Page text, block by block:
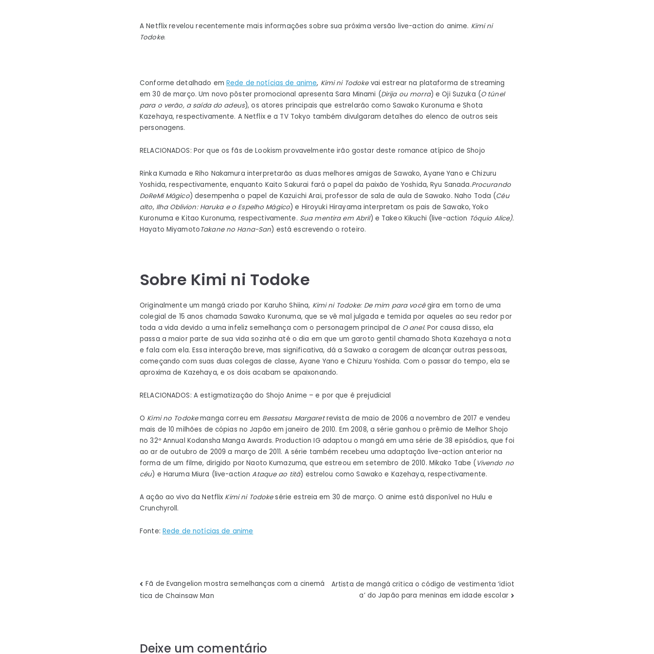
A Netflix revelou recentemente mais informações sobre sua próxima versão live-action do anime. Kimi ni
Todoke.
Conforme detalhado em Rede de notícias de anime, Kimi ni Todoke vai estrear na plataforma de streaming
em 30 de março. Um novo pôster promocional apresenta Sara Minami (Dirija ou morra) e Oji Suzuka (O túnel
para o verão, a saída do adeus), os atores principais que estrelarão como Sawako Kuronuma e Shota
Kazehaya, respectivamente. A Netflix e a TV Tokyo também divulgaram detalhes do elenco de outros seis
personagens.
RELACIONADOS: Por que os fãs de Lookism provavelmente irão gostar deste romance atípico de Shojo
Rinka Kumada e Riho Nakamura interpretarão as duas melhores amigas de Sawako, Ayane Yano e Chizuru
Yoshida, respectivamente, enquanto Kaito Sakurai fará o papel da paixão de Yoshida, Ryu Sanada.Procurando
DoReMi Mágico) desempenha o papel de Kazuichi Arai, professor de sala de aula de Sawako. Naho Toda (Céu
alto, Ilha Oblivion: Haruka e o Espelho Mágico) e Hiroyuki Hirayama interpretam os pais de Sawako, Yoko
Kuronuma e Kitao Kuronuma, respectivamente. Sua mentira em Abril) e Takeo Kikuchi (live-action Tóquio Alice).
Hayato MiyamotoTakane no Hana-San) está escrevendo o roteiro.
Sobre Kimi ni Todoke
Originalmente um mangá criado por Karuho Shiina, Kimi ni Todoke: De mim para vocêgira em torno de uma
colegial de 15 anos chamada Sawako Kuronuma, que se vê mal julgada e temida por aqueles ao seu redor por
toda a vida devido a uma infeliz semelhança com o personagem principal de O anel. Por causa disso, ela
passa a maior parte de sua vida sozinha até o dia em que um garoto gentil chamado Shota Kazehaya a nota
e fala com ela. Essa interação breve, mas significativa, dá a Sawako a coragem de alcançar outras pessoas,
começando com suas duas colegas de classe, Ayane Yano e Chizuru Yoshida. Com o passar do tempo, ela se
aproxima de Kazehaya, e os dois acabam se apaixonando.
RELACIONADOS: A estigmatização do Shojo Anime – e por que é prejudicial
O Kimi no Todokemanga correu em Bessatsu Margaretrevista de maio de 2006 a novembro de 2017 e vendeu
mais de 10 milhões de cópias no Japão em janeiro de 2010. Em 2008, a série ganhou o prêmio de Melhor Shojo
no 32º Annual Kodansha Manga Awards. Production IG adaptou o mangá em uma série de 38 episódios, que foi
ao ar de outubro de 2009 a março de 2011. A série também recebeu uma adaptação live-action anterior na
forma de um filme, dirigido por Naoto Kumazuma, que estreou em setembro de 2010. Mikako Tabe ( Vivendo no
céu) e Haruma Miura (live-actionAtaque ao titã) estrelou como Sawako e Kazehaya, respectivamente.
A ação ao vivo da Netflix Kimi ni Todokesérie estreia em 30 de março. O anime está disponível no Hulu e
Crunchyroll.
Fonte: Rede de notícias de anime
Navegação
Fã de Evangelion mostra semelhanças com a cinemá
tica de Chainsaw Man
Artista de mangá critica o código de vestimenta ‘idiot
a’ do Japão para meninas em idade escolar
Deixe um comentário